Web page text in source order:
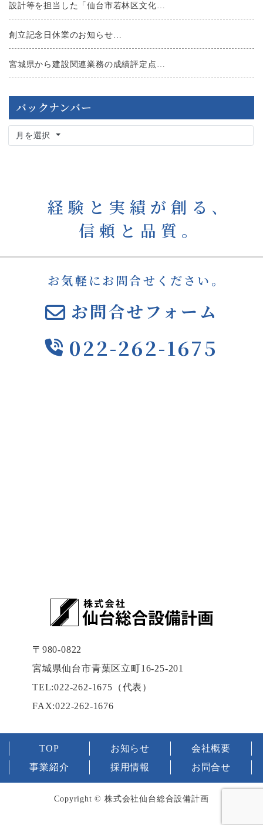
設計等を担当した「仙台市若林区文化…
創立記念日休業のお知らせ…
宮城県から建設関連業務の成績評定点…
バックナンバー
月を選択
経験と実績が創る､
信頼と品質｡
お気軽にお問合せください。
お問合せフォーム
022-262-1675
〒980-0822
宮城県仙台市青葉区立町16-25-201
TEL:022-262-1675（代表）
FAX:022-262-1676
TOP お知らせ
会社概要
事業紹介
採用情報 お問合せ
Copyright © 株式会社仙台総合設備計画